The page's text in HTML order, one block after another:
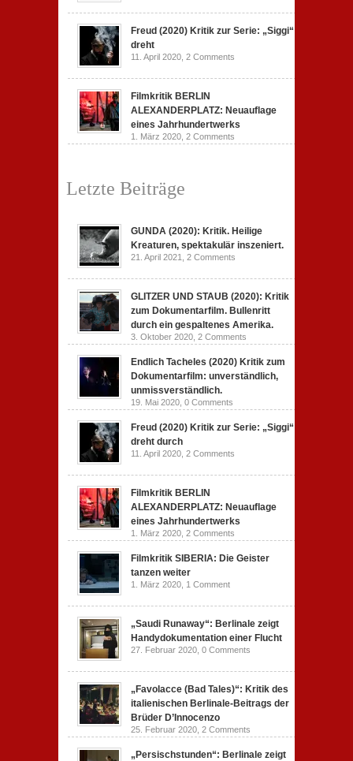
Freud (2020) Kritik zur Serie: „Siggi“
dreht
11. April 2020, 2 Comments
Filmkritik BERLIN
ALEXANDERPLATZ: Neuauflage
eines Jahrhundertwerks
1. März 2020, 2 Comments
Letzte Beiträge
GUNDA (2020): Kritik. Heilige
Kreaturen, spektakulär inszeniert.
21. April 2021, 2 Comments
GLITZER UND STAUB (2020): Kritik
zum Dokumentarfilm. Bullenritt
durch ein gespaltenes Amerika.
3. Oktober 2020, 2 Comments
Endlich Tacheles (2020) Kritik zum
Dokumentarfilm: unverständlich,
unmissverständlich.
19. Mai 2020, 0 Comments
Freud (2020) Kritik zur Serie: „Siggi“
dreht durch
11. April 2020, 2 Comments
Filmkritik BERLIN
ALEXANDERPLATZ: Neuauflage
eines Jahrhundertwerks
1. März 2020, 2 Comments
Filmkritik SIBERIA: Die Geister
tanzen weiter
1. März 2020, 1 Comment
„Saudi Runaway“: Berlinale zeigt
Handydokumentation einer Flucht
27. Februar 2020, 0 Comments
„Favolacce (Bad Tales)“: Kritik des
italienischen Berlinale-Beitrags der
Brüder D’Innocenzo
25. Februar 2020, 2 Comments
„Persischstunden“: Berlinale zeigt